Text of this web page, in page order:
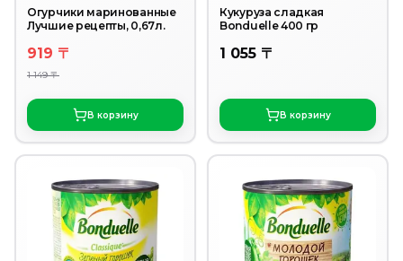
Огурчики маринованные
Лучшие рецепты, 0,67л.
919 〒
1 149 〒
В корзину
Кукуруза сладкая
Bonduelle 400 гр
1 055 〒
В корзину